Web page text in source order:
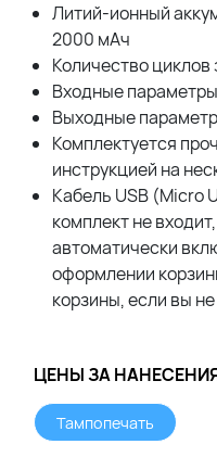
Литий-ионный
2000 мАч
Количество
Входные
Выходные
Комплектуется
инструкцией на
Кабель USB (Micro
комплект не
автоматически
оформлении
корзины, если вы
ЦЕНЫ ЗА
Тампопечать